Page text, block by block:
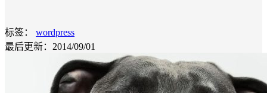
标签：
wordpress
最后更新：2014/09/01